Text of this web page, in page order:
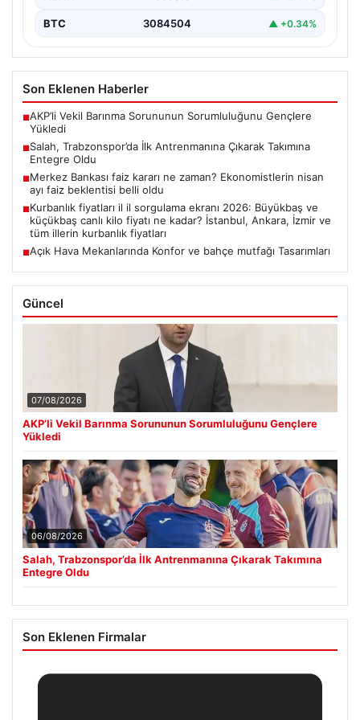
BTC 3084504 ▲ +0.34%
Son Eklenen Haberler
■AKP’li Vekil Barınma Sorununun Sorumluluğunu Gençlere
Yükledi
■Salah, Trabzonspor’da İlk Antrenmanına Çıkarak Takımına
Entegre Oldu
■Merkez Bankası faiz kararı ne zaman? Ekonomistlerin nisan
ayı faiz beklentisi belli oldu
■Kurbanlık fiyatları il il sorgulama ekranı 2026: Büyükbaş ve
küçükbaş canlı kilo fiyatı ne kadar? İstanbul, Ankara, İzmir ve
tüm illerin kurbanlık fiyatları
■Açık Hava Mekanlarında Konfor ve bahçe mutfağı Tasarımları
Güncel
07/08/2026
AKP’li Vekil Barınma Sorununun Sorumluluğunu Gençlere
Yükledi
06/08/2026
Salah, Trabzonspor’da İlk Antrenmanına Çıkarak Takımına
Entegre Oldu
Son Eklenen Firmalar